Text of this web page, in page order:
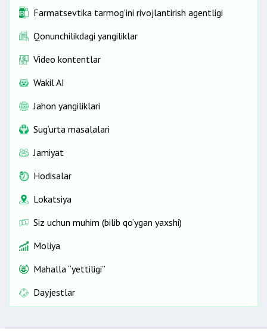
Farmatsevtika tarmog'ini rivojlantirish agentligi
Qonunchilikdagi yangiliklar
Video kontentlar
Wakil AI
Jahon yangiliklari
Sug‘urta masalalari
Jamiyat
Hodisalar
Lokatsiya
Siz uchun muhim (bilib qo‘ygan yaxshi)
Moliya
Mahalla “yettiligi”
Dayjestlar